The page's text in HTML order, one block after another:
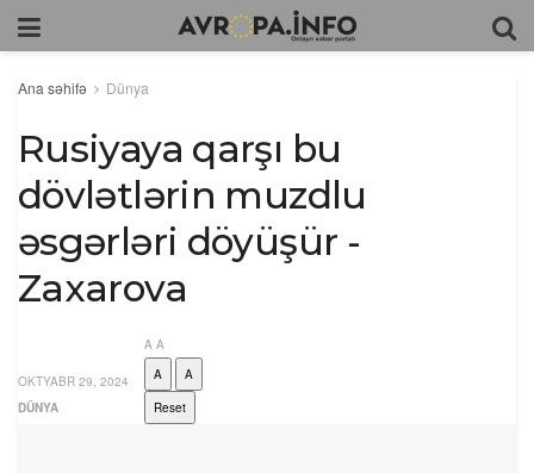
Ana səhifə Dünya
Rusiyaya qarşı bu
dövlətlərin muzdlu
əsgərləri döyüşür -
Zaxarova
OKTYABR 29, 2024
DÜNYA
A A
A
A
Reset